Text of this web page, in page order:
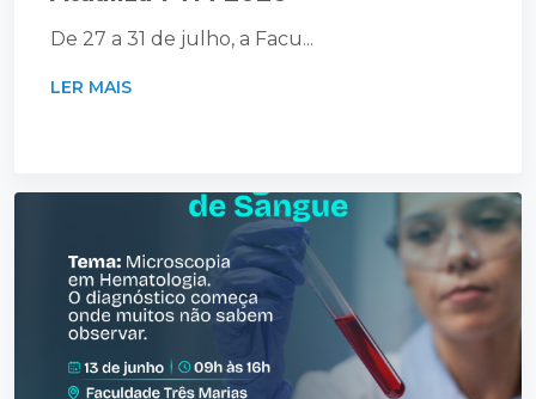
De 27 a 31 de julho, a Facu...
LER MAIS